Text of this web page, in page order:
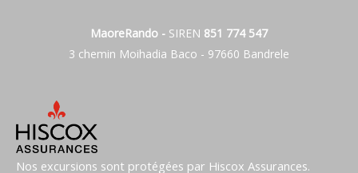
MaoreRando - SIREN 851 774 547
3 chemin Moihadia Baco - 97660 Bandrele
Nos excursions sont protégées par Hiscox Assurances.